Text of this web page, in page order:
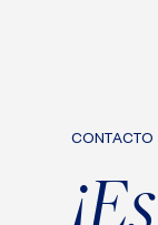
CONTACTO